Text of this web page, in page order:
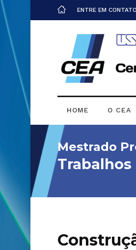
ENTRE EM CONTATO
HOME O CEA
Mestrado
Trabalhos